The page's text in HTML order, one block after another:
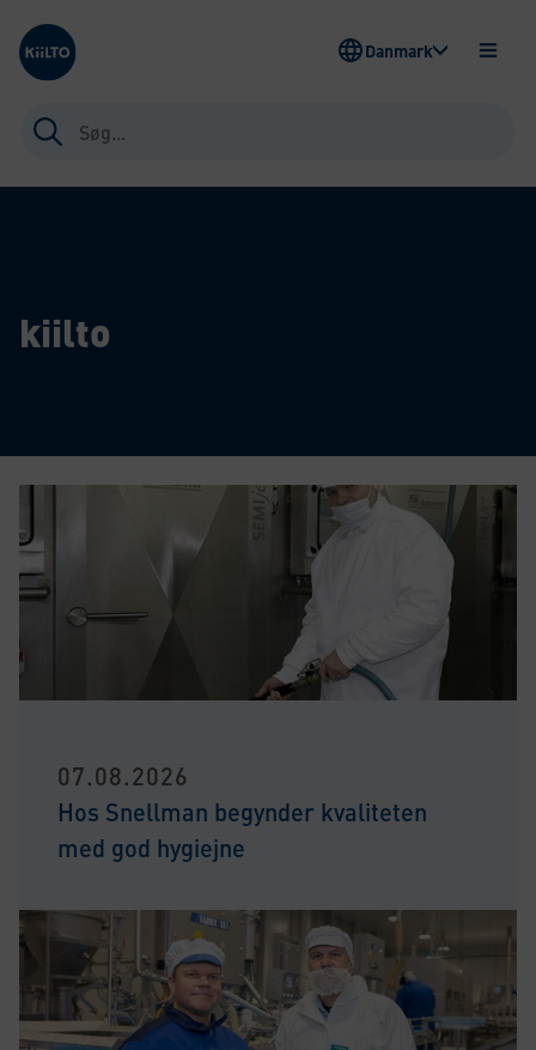
Kiilto Denmark
Søg
efter:
ÅBEN
Danmark
kiilto
07.08.2026
Hos Snellman begynder kvaliteten
med god hygiejne